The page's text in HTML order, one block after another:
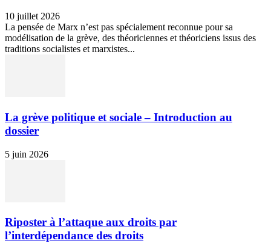
10 juillet 2026
La pensée de Marx n’est pas spécialement reconnue pour sa
modélisation de la grève, des théoriciennes et théoriciens issus des
traditions socialistes et marxistes...
La grève politique et sociale – Introduction au
dossier
5 juin 2026
Riposter à l’attaque aux droits par
l’interdépendance des droits